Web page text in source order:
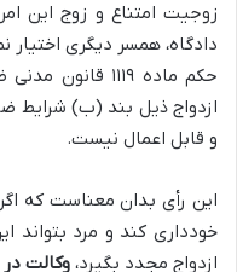
زوجیت امتناع و زوج این
دادگاه، همسر دیگری اختیار
حکم ماده ۱۱۱۹
و قابل اعمال نیست.
این رأی بدان معناست که
خودداری کند و مرد بتواند
ازدواج مجدد بگیرد،وکالت